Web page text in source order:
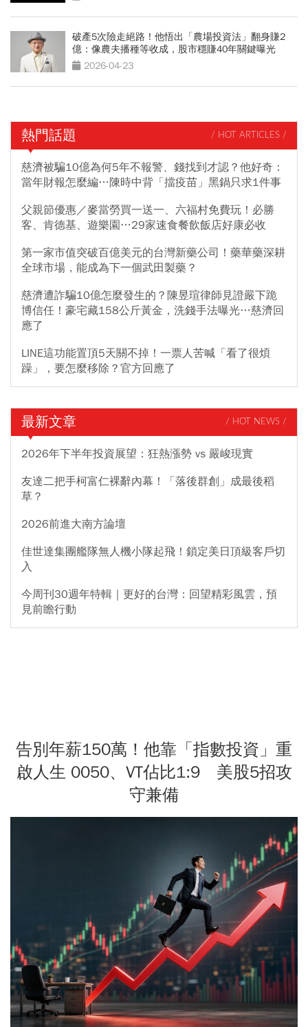
破產5次險走絕路！他悟出「農場投資法」翻身賺2
億：像農夫播種等收成，股市穩賺40年關鍵曝光
2026-04-23
熱門話題 / HOT ARTICLES /
慈濟被騙10億為何5年不報警、錢找到才認？他好奇：
當年財報怎麼編…陳時中背「擋疫苗」黑鍋只求1件事
父親節優惠／麥當勞買一送一、六福村免費玩！必勝
客、肯德基、遊樂園…29家速食餐飲飯店好康必收
第一家市值突破百億美元的台灣新藥公司！藥華藥深耕
全球市場，能成為下一個武田製藥？
慈濟遭詐騙10億怎麼發生的？陳昱瑄律師見證嚴下跪
博信任！豪宅藏158公斤黃金，洗錢手法曝光…慈濟回
應了
LINE這功能置頂5天關不掉！一票人苦喊「看了很煩
躁」，要怎麼移除？官方回應了
最新文章 / HOT NEWS /
2026年下半年投資展望：狂熱漲勢 vs 嚴峻現實
友達二把手柯富仁裸辭內幕！「落後群創」成最後稻
草？
2026前進大南方論壇
佳世達集團艦隊無人機小隊起飛！鎖定美日頂級客戶切
入
今周刊30週年特輯｜更好的台灣：回望精彩風雲，預
見前瞻行動
告別年薪150萬！他靠「指數投資」重
啟人生 0050、VT佔比1:9 美股5招攻
守兼備